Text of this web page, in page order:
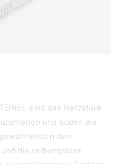
sind das Herzstück
und bilden die
den
die reibungslose